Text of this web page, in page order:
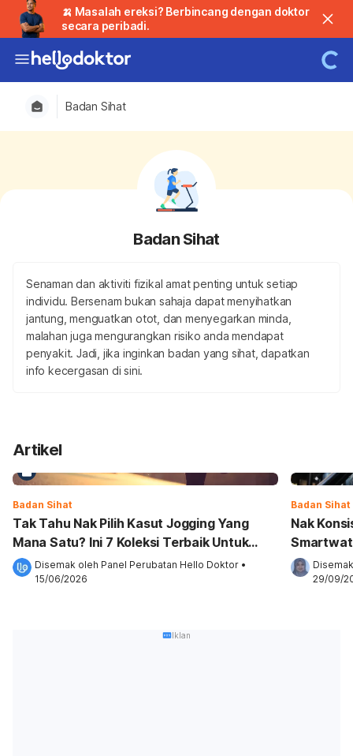
🍌 Masalah ereksi? Berbincang dengan doktor
secara peribadi.
Badan Sihat
Badan Sihat
Senaman dan aktiviti fizikal amat penting untuk setiap
individu. Bersenam bukan sahaja dapat menyihatkan
jantung, menguatkan otot, dan menyegarkan minda,
malahan juga mengurangkan risiko anda mendapat
penyakit. Jadi, jika inginkan badan yang sihat, dapatkan
info kecergasan di sini.
Artikel
Badan Sihat
Tak Tahu Nak Pilih Kasut Jogging Yang
Mana Satu? Ini 7 Koleksi Terbaik Untuk
Pencinta Jogging!
Disemak oleh Panel Perubatan Hello Doktor •
15/06/2026
Badan Sihat
Nak
Matlamat
29/09/
Iklan